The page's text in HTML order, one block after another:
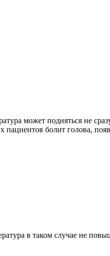
может подняться не
болит голова,
в таком случае не